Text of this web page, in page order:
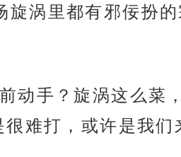
涡里都有邪佞扮
动手？旋涡这么菜
难打，或许是我们